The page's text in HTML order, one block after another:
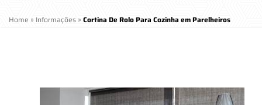
Home » Informações » Cortina De Rolo Para Cozinha em Parelheiros